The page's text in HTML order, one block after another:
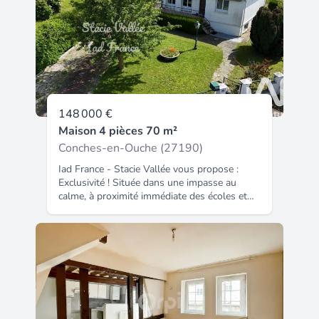
que d'une cour, idéale pour profiter d'un
extérieur. Idéal pour un premier achat ou un
investissement locatif après travaux.
N'hésitez pas a nous contacter pour plus
d'informations au 02 32 37 15 42 Référence
agence : 16969.
148 000 €
Maison 4 pièces 70 m²
Conches-en-Ouche (27190)
Iad France - Stacie Vallée vous propose :
Exclusivité ! Située dans une impasse au
calme, à proximité immédiate des écoles et
pied surélevé édifiée sur un beau terrain
arboré de 815 m² offre un véritable potentiel
d’aménagement. Elle se compose d’une
entrée indépendante, d’un séjour lumineux
donnant accès à un balcon-terrasse avec
store-banne, d’une cuisine aménagée et
équipée, de deux chambres dont une avec